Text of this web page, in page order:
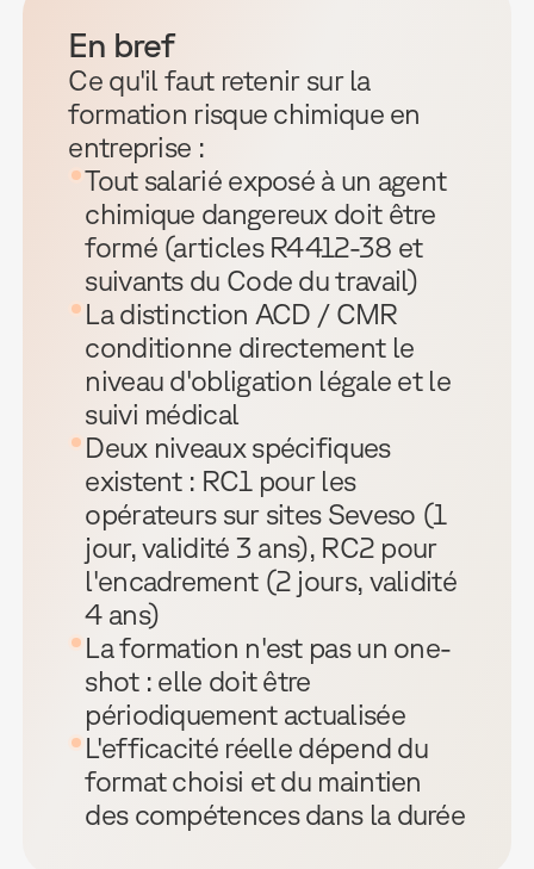
En bref
Ce qu'il faut retenir sur la
formation risque chimique en
entreprise :
Tout salarié exposé à un agent
chimique dangereux doit être
formé (articles R4412-38 et
suivants du Code du travail)
La distinction ACD / CMR
conditionne directement le
niveau d'obligation légale et le
suivi médical
Deux niveaux spécifiques
existent : RC1 pour les
opérateurs sur sites Seveso (1
jour, validité 3 ans), RC2 pour
l'encadrement (2 jours, validité
4 ans)
La formation n'est pas un one-
shot : elle doit être
périodiquement actualisée
L'efficacité réelle dépend du
format choisi et du maintien
des compétences dans la durée